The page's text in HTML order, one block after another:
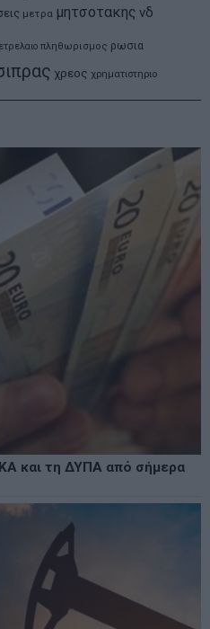
μετρα μητσοτακης νδ
πληθωρισμος ρωσια
χρεος χρηματιστηριο
και τη ΔΥΠΑ από σήμερα